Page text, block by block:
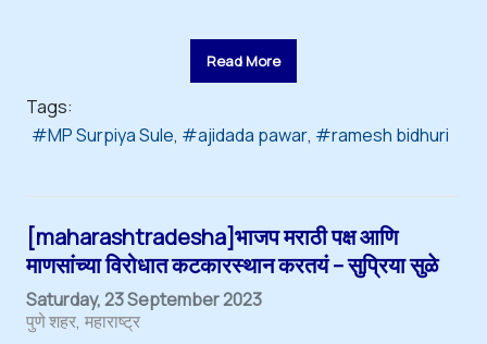
Read More
Tags:
MP Surpiya Sule
ajidada pawar ramesh bidhuri
[maharashtradesha]भाजप मराठी पक्ष आणि
माणसांच्या विरोधात कटकारस्थान करतयं – सुप्रिया सुळे
Saturday, 23 September 2023
पुणे शहर महाराष्ट्र